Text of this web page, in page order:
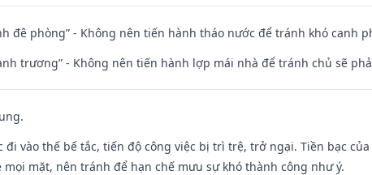
đê phòng” - Không nên tiến hành tháo nước để tránh khó canh
trương” - Không nên tiến hành lợp mái nhà để tránh chủ sẽ
đi vào thế bế tắc, tiến độ công việc bị trì trệ, trở ngại. Tiền bạc
mọi mặt, nên tránh để hạn chế mưu sự khó thành công như ý.